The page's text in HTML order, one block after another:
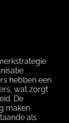
hebben een
wat zorgt
De
maken
als